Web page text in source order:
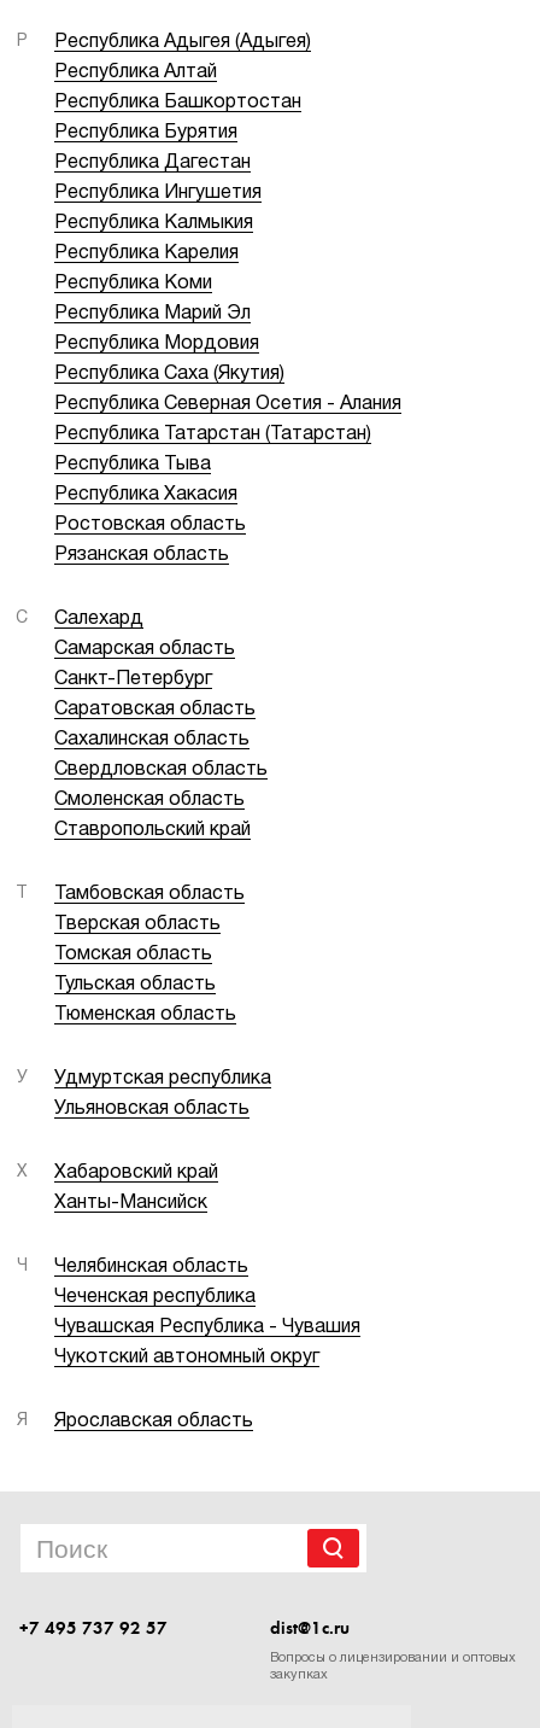
Р
Республика Адыгея (Адыгея)
Республика Алтай
Республика Башкортостан
Республика Бурятия
Республика Дагестан
Республика Ингушетия
Республика Калмыкия
Республика Карелия
Республика Коми
Республика Марий Эл
Республика Мордовия
Республика Саха (Якутия)
Республика Северная Осетия - Алания
Республика Татарстан (Татарстан)
Республика Тыва
Республика Хакасия
Ростовская область
Рязанская область
С
Салехард
Самарская область
Санкт-Петербург
Саратовская область
Сахалинская область
Свердловская область
Смоленская область
Ставропольский край
Тамбовская область
Тверская область
Томская область
Тульская область
Тюменская область
У
Удмуртская республика
Ульяновская область
Х
Хабаровский край
Ханты-Мансийск
Ч
Челябинская область
Чеченская республика
Чувашская Республика - Чувашия
Чукотский автономный округ
Я Ярославская область
+7 495 737 92 57 dist@1c.ru
Вопросы о лицензировании и оптовых
закупках